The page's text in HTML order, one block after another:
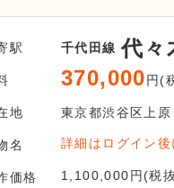
ログ
平面図がご
駅 千代田線 代々
370,000円(
地 東京都渋谷区 上原
名 詳細はログイン後
価格 1,100,000円(税